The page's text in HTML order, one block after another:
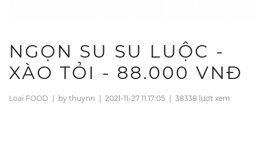
NGỌN SU SU LUỘC -
XÀO TỎI - 88.000 VNĐ
Loại FOOD | by thuynn | 2021-11-27 11:17:05 | 38338 lượt xem